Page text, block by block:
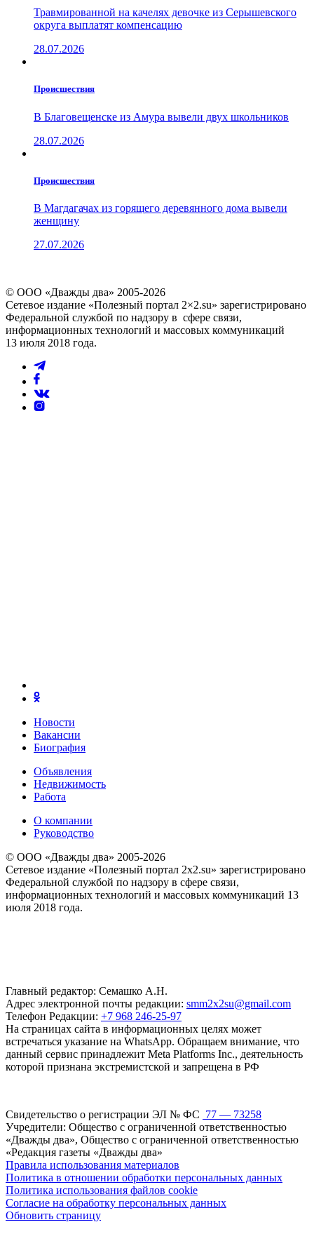
Травмированной на качелях девочке из Серышевского
округа выплатят компенсацию
28.07.2026
Проиcшествия
В Благовещенске из Амура вывели двух школьников
28.07.2026
Проиcшествия
В Магдагачах из горящего деревянного дома вывели
женщину
27.07.2026
© ООО «Дважды два» 2005-2026
Сетевое издание «Полезный портал 2×2.su» зарегистрировано
Федеральной службой по надзору в сфере связи,
информационных технологий и массовых коммуникаций
13 июля 2018 года.
Новости
Вакансии
Биография
Объявления
Недвижимость
Работа
О компании
Руководство
© ООО «Дважды два» 2005-2026
Сетевое издание «Полезный портал 2x2.su» зарегистрировано
Федеральной службой по надзору в сфере связи,
информационных технологий и массовых коммуникаций 13
июля 2018 года.
Главный редактор: Семашко А.Н.
Адрес электронной почты редакции: smm2x2su@gmail.com
Телефон Редакции: +7 968 246-25-97
На страницах сайта в информационных целях может
встречаться указание на WhatsApp. Обращаем внимание, что
данный сервис принадлежит Meta Platforms Inc., деятельность
которой признана экстремистской и запрещена в РФ
Свидетельство о регистрации ЭЛ № ФС 77 — 73258
Учредители: Общество с ограниченной ответственностью
«Дважды два», Общество с ограниченной ответственностью
«Редакция газеты «Дважды два»
Правила использования материалов
Политика в отношении обработки персональных данных
Политика использования файлов cookie
Согласие на обработку персональных данных
Обновить страницу